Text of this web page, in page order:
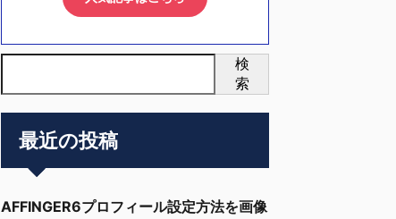
検
索
最近の投稿
AFFINGER6プロフィール設定方法を画像